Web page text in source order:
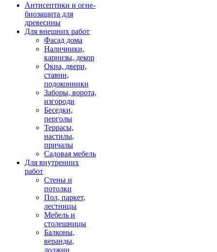
Антисептики и огне-
биозащита для
древесины
Для внешних работ
Фасад дома
Наличники,
карнизы, декор
Окна, двери,
ставни,
подоконники
Заборы, ворота,
изгороди
Беседки,
перголы
Террасы,
настилы,
причалы
Садовая мебель
Для внутренних
работ
Стены и
потолки
Пол, паркет,
лестницы
Мебель и
столешницы
Балконы,
веранды,
лоджии